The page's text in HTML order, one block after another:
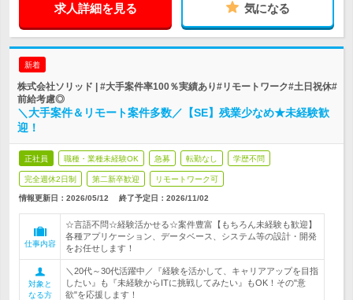
求人詳細を見る 気になる
新着
株式会社ソリッド | #大手案件率100％実績あり#リモートワーク#土日祝休#
前給考慮◎
＼大手案件＆リモート案件多数／【SE】残業少なめ★未経験歓
迎！
正社員 職種・業種未経験OK 急募 転勤なし 学歴不問
完全週休2日制 第二新卒歓迎 リモートワーク可
情報更新日：2026/05/12 終了予定日： 2026/11/02
仕事内容
☆言語不問☆経験活かせる☆案件豊富【もちろん未経験も歓迎】
各種アプリケーション、データベース、システム等の設計・開発
をお任せします！
対象と
なる方
＼20代～30代活躍中／『経験を活かして、キャリアアップを目指
したい』も『未経験からITに挑戦してみたい』もOK！その"意
欲"を応援します！